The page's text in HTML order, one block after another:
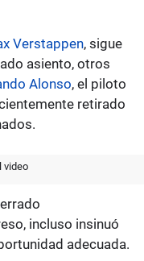
Verstappen, sigue
asiento, otros
Alonso, el piloto
retirado
video
incluso insinuó
adecuada.